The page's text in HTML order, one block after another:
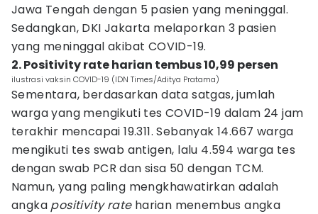
Jawa Tengah dengan 5 pasien yang meninggal.
Sedangkan, DKI Jakarta melaporkan 3 pasien
yang meninggal akibat COVID-19.
2. Positivity rate harian tembus 10,99 persen
ilustrasi vaksin COVID-19 (IDN Times/Aditya Pratama)
Sementara, berdasarkan data satgas, jumlah
warga yang mengikuti tes COVID-19 dalam 24 jam
terakhir mencapai 19.311. Sebanyak 14.667 warga
mengikuti tes swab antigen, lalu 4.594 warga tes
dengan swab PCR dan sisa 50 dengan TCM.
Namun, yang paling mengkhawatirkan adalah
angka positivity rateharian menembus angka